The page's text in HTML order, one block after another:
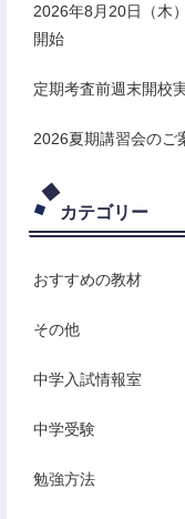
2026年8月20日（木
開始
定期考査前週末開校
2026夏期講習会のご
カテゴリー
おすすめの教材
その他
中学入試情報室
中学受験
勉強方法